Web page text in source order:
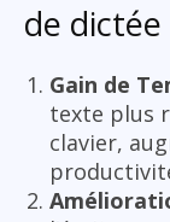
de dictée
Gain de
texte plus
clavier,